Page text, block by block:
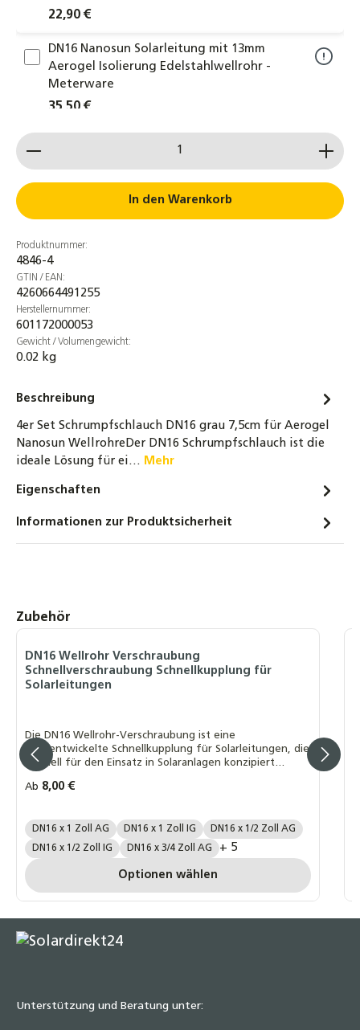
22,90 €
DN16 Nanosun Solarleitung mit 13mm
Aerogel Isolierung Edelstahlwellrohr -
Meterware
35,50 €
Edelstahlwellrohr 14mm Isolierung
158,40 €
DN16 Solarleitung Einzelleitung
Edelstahlwellrohr 14mm Isolierung
98,90 €
Edelstahlwellrohr + Segmentringe &
5,90 €
Röhrenkollektoren Fertiggemisch -28°C -
20,90 €
8,00 €
Winkel-Schnellverschraubung 90° DN16 auf
22mm Kupfer – Solarwellrohr Fitting
Produkt Anzahl: Gib den gewünschten Wert ein
In den Warenkorb
Produktnummer:
4846-4
GTIN / EAN:
4260664491255
Herstellernummer:
601172000053
Gewicht / Volumengewicht:
0.02 kg
Beschreibung
4er Set Schrumpfschlauch DN16 grau 7,5cm für Aerogel
Nanosun WellrohreDer DN16 Schrumpfschlauch ist die
ideale Lösung für ei… Mehr
Eigenschaften
Informationen zur Produktsicherheit
Produktgalerie überspringen
Zubehör
DN16 Wellrohr Verschraubung
Schnellverschraubung Schnellkupplung für
Solarleitungen
Die DN16 Wellrohr-Verschraubung ist eine
hochentwickelte Schnellkupplung für Solarleitungen, die
speziell für den Einsatz in Solaranlagen konzipiert
Regulärer Preis:
Ab 8,00 €
Art Wellrohrverschraubung größen:
DN16 x 1 Zoll AG DN16 x 1 Zoll IG
DN16 x 1/2 Zoll AG
DN16 x 1/2 Zoll IG
DN16 x 3/4 Zoll AG + 5
Optionen wählen
Unterstützung und Beratung unter: